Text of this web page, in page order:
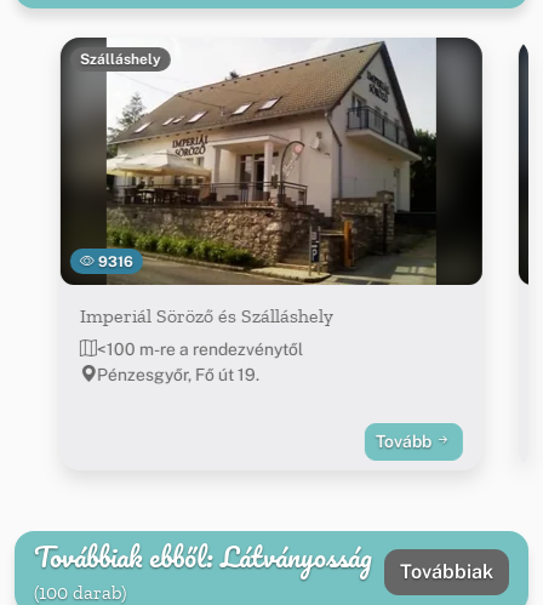
9316
Szálláshely
Imperiál Söröző és Szálláshely
<100 m-re a rendezvénytől
Pénzesgyőr, Fő út 19.
Tovább
Továbbiak ebből: Látványosság
(100 darab)
Továbbiak